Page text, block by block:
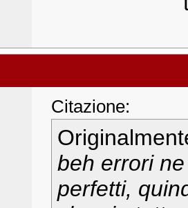
Citazione:
beh errori
perfetti,